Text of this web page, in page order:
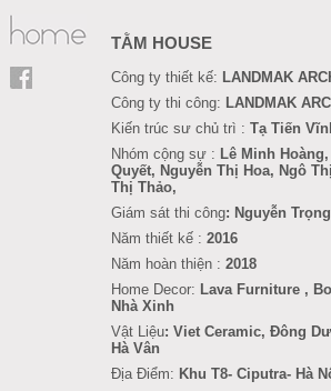
TẰM HOUSE
Công ty thiết kế: LANDMAK
Công ty thi công: LANDMAK
Kiến trúc sư chủ trì : Tạ Tiến
Nhóm cộng sự : Lê Minh
Quyết, Nguyễn Thị Hoa, Ngô
Thị Thảo,
Giám sát thi công: Nguyễn
Năm thiết kế : 2016
Năm hoàn thiện : 2018
Home Decor: Lava Furniture ,
Nhà Xinh
Vật Liệu: Viet Ceramic, Đông
Hà Vân
Địa Điểm: Khu T8- Ciputra- Hà